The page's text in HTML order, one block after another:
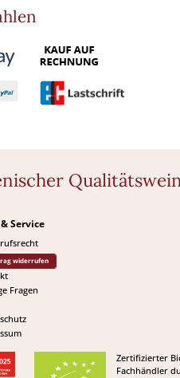
Service
widerrufen
Fragen
Zertifizierter
Fachhändler